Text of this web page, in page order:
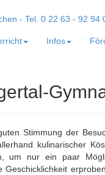
Infos
Stimmung der
kulinarischer
um nur ein paar
Geschicklichkeit